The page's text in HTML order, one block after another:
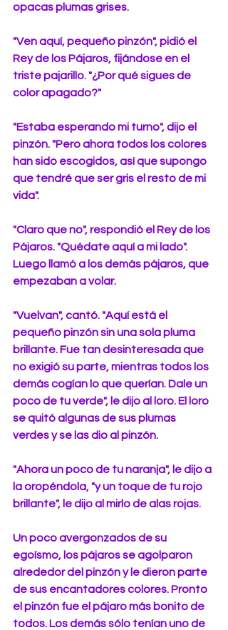
opacas plumas grises.
"Ven aquí, pequeño pinzón", pidió el
Rey de los Pájaros, fijándose en el
triste pajarillo. "¿Por qué sigues de
color apagado?"
"Estaba esperando mi turno", dijo el
pinzón. "Pero ahora todos los colores
han sido escogidos, así que supongo
que tendré que ser gris el resto de mi
vida".
"Claro que no", respondió el Rey de los
Pájaros. "Quédate aquí a mi lado".
Luego llamó a los demás pájaros, que
empezaban a volar.
"Vuelvan", cantó. "Aquí está el
pequeño pinzón sin una sola pluma
brillante. Fue tan desinteresada que
no exigió su parte, mientras todos los
demás cogían lo que querían. Dale un
poco de tu verde", le dijo al loro. El loro
se quitó algunas de sus plumas
verdes y se las dio al pinzón.
"Ahora un poco de tu naranja", le dijo a
la oropéndola, "y un toque de tu rojo
brillante", le dijo al mirlo de alas rojas.
Un poco avergonzados de su
egoísmo, los pájaros se agolparon
alrededor del pinzón y le dieron parte
de sus encantadores colores. Pronto
el pinzón fue el pájaro más bonito de
todos. Los demás sólo tenían uno de